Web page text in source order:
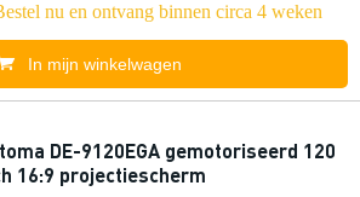
nu en ontvang binnen circa 4 weken
In mijn winkelwagen
DE-9120EGA gemotoriseerd 120
16:9 projectiescherm